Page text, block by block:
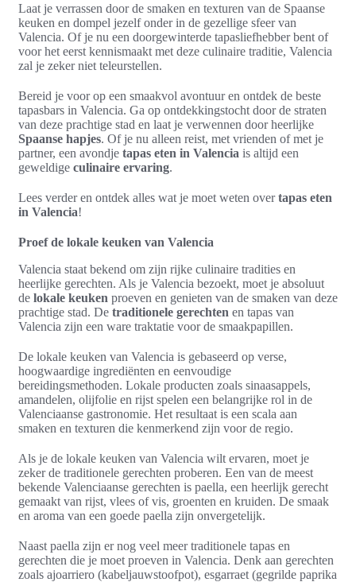
Laat je verrassen door de smaken en texturen van de Spaanse
keuken en dompel jezelf onder in de gezellige sfeer van
Valencia. Of je nu een doorgewinterde tapasliefhebber bent of
voor het eerst kennismaakt met deze culinaire traditie, Valencia
zal je zeker niet teleurstellen.
Bereid je voor op een smaakvol avontuur en ontdek de beste
tapasbars in Valencia. Ga op ontdekkingstocht door de straten
van deze prachtige stad en laat je verwennen door heerlijke
Spaanse hapjes. Of je nu alleen reist, met vrienden of met je
partner, een avondje tapas eten in Valencia is altijd een
geweldige culinaire ervaring.
Lees verder en ontdek alles wat je moet weten overtapas eten
in Valencia!
Proef de lokale keuken van Valencia
Valencia staat bekend om zijn rijke culinaire tradities en
heerlijke gerechten. Als je Valencia bezoekt, moet je absoluut
de lokale keuken proeven en genieten van de smaken van deze
prachtige stad. De traditionele gerechten en tapas van
Valencia zijn een ware traktatie voor de smaakpapillen.
De lokale keuken van Valencia is gebaseerd op verse,
hoogwaardige ingrediënten en eenvoudige
bereidingsmethoden. Lokale producten zoals sinaasappels,
amandelen, olijfolie en rijst spelen een belangrijke rol in de
Valenciaanse gastronomie. Het resultaat is een scala aan
smaken en texturen die kenmerkend zijn voor de regio.
Als je de lokale keuken van Valencia wilt ervaren, moet je
zeker de traditionele gerechten proberen. Een van de meest
bekende Valenciaanse gerechten is paella, een heerlijk gerecht
gemaakt van rijst, vlees of vis, groenten en kruiden. De smaak
en aroma van een goede paella zijn onvergetelijk.
Naast paella zijn er nog veel meer traditionele tapas en
gerechten die je moet proeven in Valencia. Denk aan gerechten
zoals ajoarriero (kabeljauwstoofpot), esgarraet (gegrilde paprika